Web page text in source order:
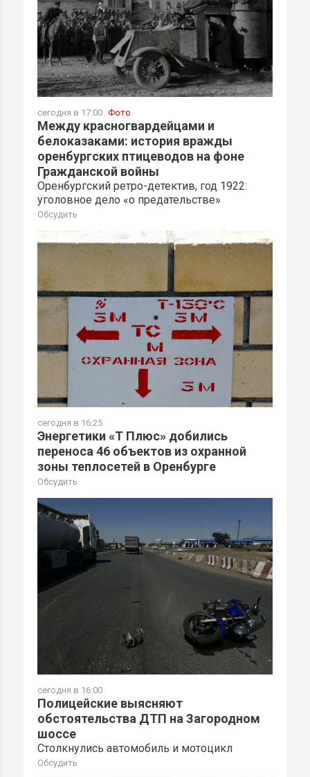
сегодня в 17:00 Фото
Между красногвардейцами и
белоказаками: история вражды
оренбургских птицеводов на фоне
Гражданской войны
Оренбургский ретро-детектив, год 1922:
уголовное дело «о предательстве»
Обсудить
сегодня в 16:25
Энергетики «Т Плюс» добились
переноса 46 объектов из охранной
зоны теплосетей в Оренбурге
Обсудить
сегодня в 16:00
Полицейские выясняют
обстоятельства ДТП на Загородном
шоссе
Столкнулись автомобиль и мотоцикл
Обсудить